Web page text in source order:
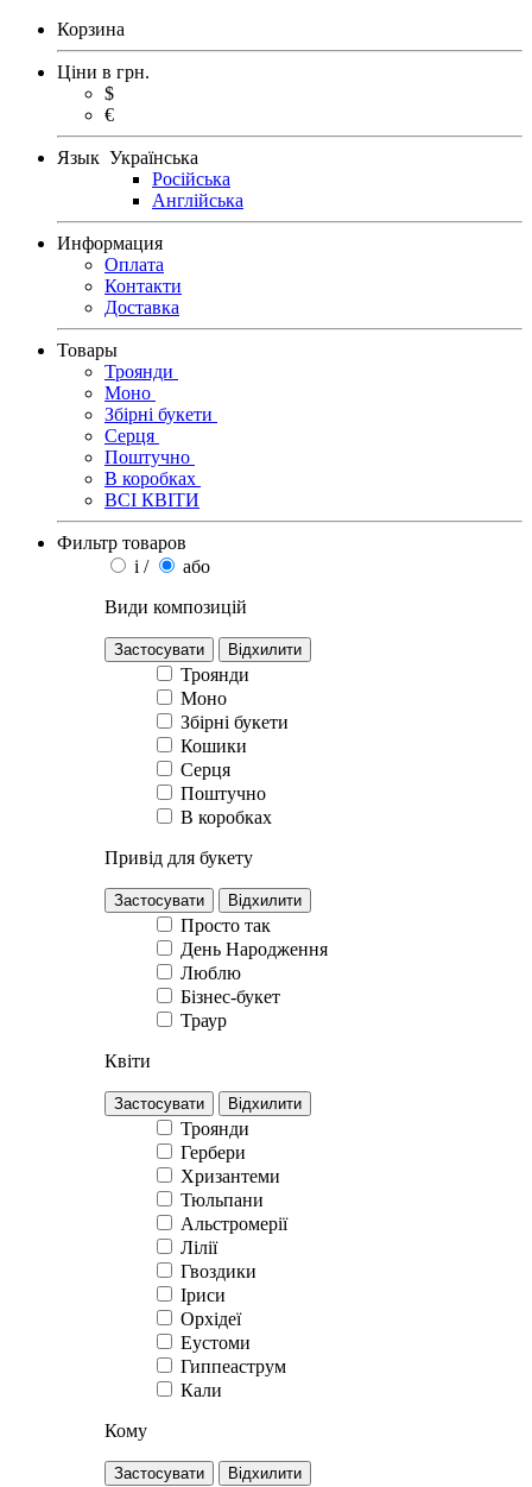
Корзина
Ціни в грн.
$
€
Язык Українська
Російська
Англійська
Информация
Оплата
Контакти
Доставка
Товары
Троянди
Моно
Збірні букети
Серця
Поштучно
В коробках
ВСІ КВІТИ
Фильтр товаров
i /
або
Види композицій
Застосувати Відхилити
Троянди
Моно
Збірні букети
Кошики
Серця
Поштучно
В коробках
Привід для букету
Просто так
День Народження
Люблю
Бізнес-букет
Траур
Квіти
Троянди
Гербери
Хризантеми
Тюльпани
Альстромерії
Лілії
Гвоздики
Іриси
Орхідеї
Еустоми
Гиппеаструм
Кали
Кому